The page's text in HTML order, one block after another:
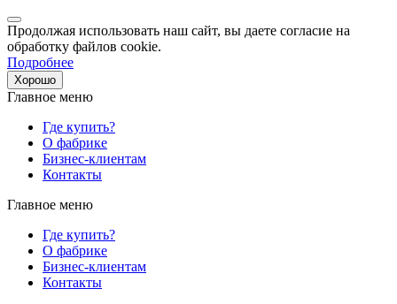
Продолжая использовать наш сайт, вы даете согласие на
обработку файлов cookie.
Подробнее
Хорошо
Главное меню
Где купить?
О фабрике
Бизнес-клиентам
Контакты
Главное меню
Где купить?
О фабрике
Бизнес-клиентам
Контакты